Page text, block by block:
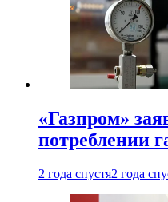
«Газпром»
потреблении
2 года спустя2 года